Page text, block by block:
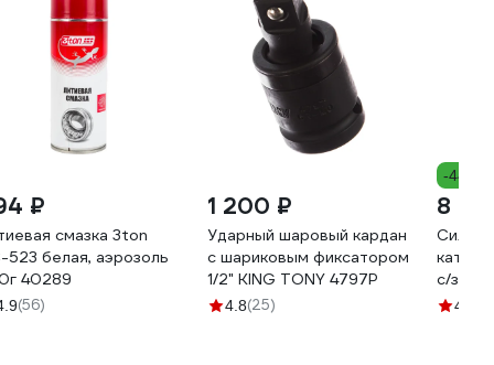
₽
смазка 3ton
белая, аэрозоль
40289
(56)
1 200 ₽
Ударный шаровый кардан
с шариковым фиксатором
1/2" KING TONY 4797P
4.8(25)
-44%
8
с/з
4.3